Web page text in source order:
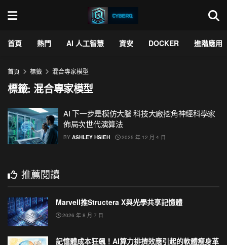
首頁 熱門 AI 人工智慧 資安 DOCKER 進階應用
首頁 標籤 混合專家模型
標籤:混合專家模型
AI 下一步是模仿大腦 科技大廠挖角神經科學家
佈局次世代演算法
BY ASHLEY HSIEH 2025 年 12 月 4 日
推薦閱讀
Marvell推Structera X與光學共享記憶體
2026 年 8 月 7 日
記憶體成本狂飆！AI算力排擠效應引起的軟體瘦身革